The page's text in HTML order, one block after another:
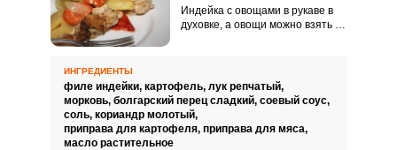
Индейка с овощами в рукаве в
духовке, а овощи можно взять в
блюдом к семейному столу. В
этом варианте берем
картофель, но можно заменить
другими любимыми овощами.
ИНГРЕДИЕНТЫ
филе индейки, картофель, лук репчатый,
морковь, болгарский перец сладкий, соевый соус,
соль, кориандр молотый,
приправа для картофеля, приправа для мяса,
масло растительное